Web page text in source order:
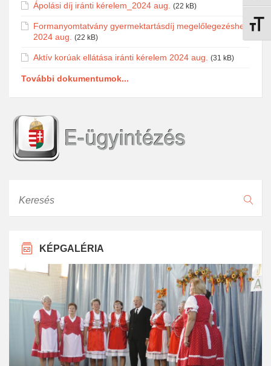
Ápolási díj iránti kérelem_2024 aug. (22 kB)
Formanyomtatvány gyermektartásdíj megelőlegezéshez
2024 aug.
(22 kB)
Aktív korúak ellátása iránti kérelem 2024 aug. (31 kB)
További dokumentumok...
KÉPGALÉRIA